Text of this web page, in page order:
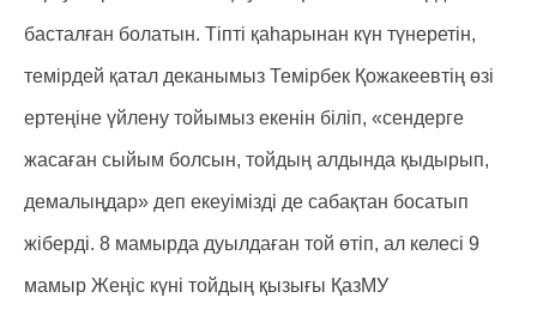
басталған болатын. Тіпті қаһарынан күн түнеретін,
темірдей қатал деканымыз Темірбек Қожакеевтің өзі
ертеңіне үйлену тойымыз екенін біліп, «сендерге
жасаған сыйым болсын, тойдың алдында қыдырып,
демалыңдар» деп екеуімізді де сабақтан босатып
жіберді. 8 мамырда дуылдаған той өтіп, ал келесі 9
мамыр Жеңіс күні тойдың қызығы ҚазМУ